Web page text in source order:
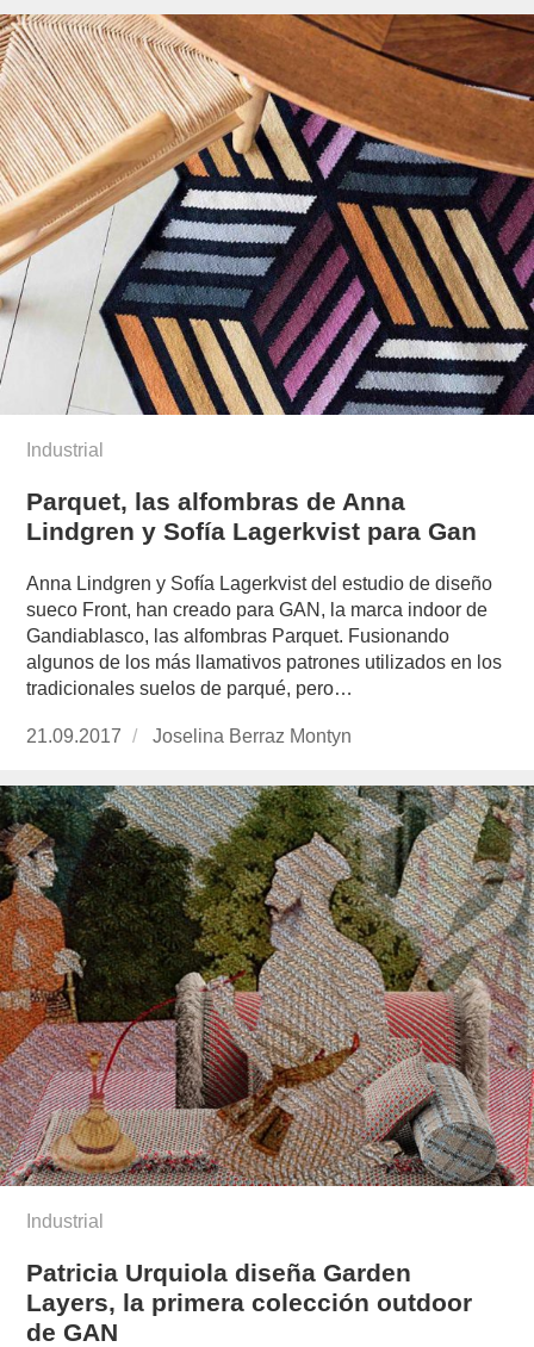
munoz/
Industrial
Parquet, las alfombras de Anna
Lindgren y Sofía Lagerkvist para Gan
Anna Lindgren y Sofía Lagerkvist del estudio de diseño
sueco Front, han creado para GAN, la marca indoor de
Gandiablasco, las alfombras Parquet. Fusionando
algunos de los más llamativos patrones utilizados en los
tradicionales suelos de parqué, pero…
Publicado
21.09.2017
https://www.experimenta.es/author/joselina-
montyn/
Joselina Berraz Montyn
Industrial
Patricia Urquiola diseña Garden
Layers, la primera colección outdoor
de GAN